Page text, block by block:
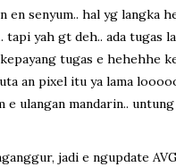
en senyum.. hal yg langka
yah gt deh.. ada tugas
tugas e hehehhe
an pixel itu ya lama
e ulangan mandarin..
jadi e ngupdate